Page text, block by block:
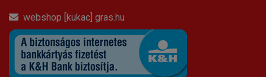
webshop [kukac] gras.hu